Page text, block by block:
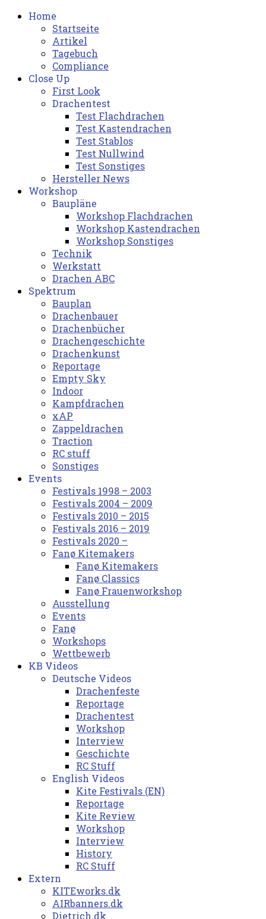
Home
Startseite
Artikel
Tagebuch
Compliance
Close Up
First Look
Drachentest
Test Flachdrachen
Test Kastendrachen
Test Stablos
Test Nullwind
Test Sonstiges
Hersteller News
Workshop
Baupläne
Workshop Flachdrachen
Workshop Kastendrachen
Workshop Sonstiges
Technik
Werkstatt
Drachen ABC
Spektrum
Bauplan
Drachenbauer
Drachenbücher
Drachengeschichte
Drachenkunst
Reportage
Empty Sky
Indoor
Kampfdrachen
xAP
Zappeldrachen
Traction
RC stuff
Sonstiges
Events
Festivals 1998 – 2003
Festivals 2004 – 2009
Festivals 2010 – 2015
Festivals 2016 – 2019
Festivals 2020 –
Fanø Kitemakers
Fanø Kitemakers
Fanø Classics
Fanø Frauenworkshop
Ausstellung
Events
Fanø
Workshops
Wettbewerb
KB Videos
Deutsche Videos
Drachenfeste
Reportage
Drachentest
Workshop
Interview
Geschichte
RC Stuff
English Videos
Kite Festivals (EN)
Reportage
Kite Review
Workshop
Interview
History
RC Stuff
Extern
KITEworks.dk
AIRbanners.dk
Dietrich.dk